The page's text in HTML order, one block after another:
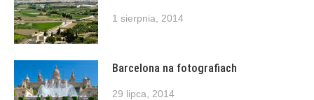
1 sierpnia, 2014
Barcelona na fotografiach
29 lipca, 2014